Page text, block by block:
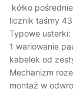
kółko
licznik taśmy
Typowe usterki:
1 wariowanie
kabelek od
Mechanizm
montaż w